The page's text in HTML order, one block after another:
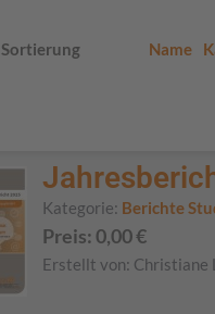
Sortierung Name
Kategorie: Berichte
Preis: 0,00€
Erstellt von: Christiane